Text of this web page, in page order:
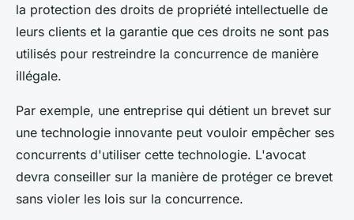
la protection des droits de propriété intellectuelle de
leurs clients et la garantie que ces droits ne sont pas
utilisés pour restreindre la concurrence de manière
illégale.
Par exemple, une entreprise qui détient un brevet sur
une technologie innovante peut vouloir empêcher ses
concurrents d'utiliser cette technologie. L'avocat
devra conseiller sur la manière de protéger ce brevet
sans violer les lois sur la concurrence.